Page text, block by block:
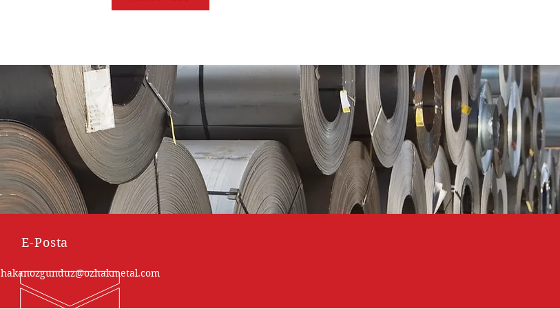
E-Posta
hakanozgunduz@ozhakmetal.com